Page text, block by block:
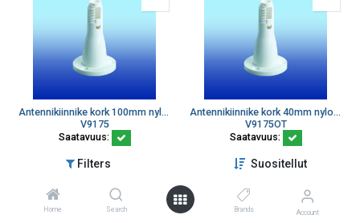
Filters Suositellut
Home Search Brands Account
Antennikiinnike kork 100mm nylonia tasainen pinta sopii RA12..
V9175
Saatavuus:
4,04
Antennikiinnike kork 40mm nylonia tasainen pinta sopii RA12..
V9175OT
Saatavuus:
4,04 €